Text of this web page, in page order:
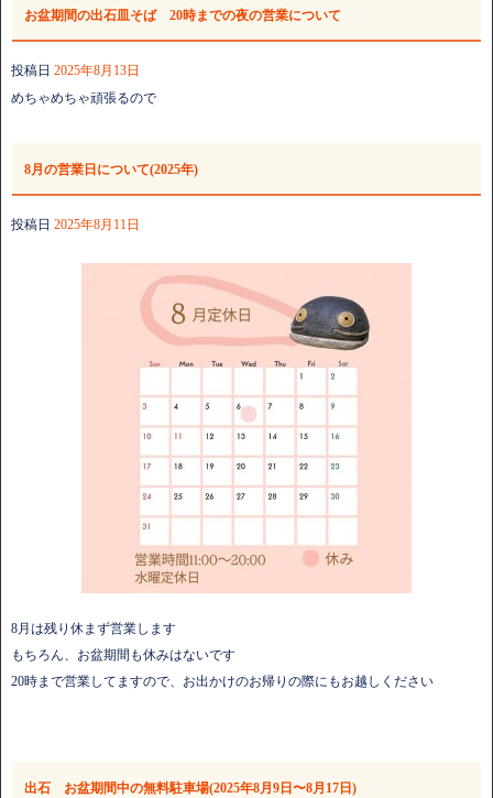
お盆期間の出石皿そば 20時までの夜の営業について
投稿日 2025年8月13日
めちゃめちゃ頑張るので
8月の営業日について(2025年)
投稿日 2025年8月11日
8月は残り休まず営業します
もちろん、お盆期間も休みはないです
20時まで営業してますので、お出かけのお帰りの際にもお越しください
出石 お盆期間中の無料駐車場(2025年8月9日〜8月17日)